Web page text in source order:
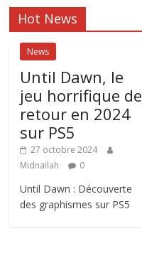
Hot News
News
Until Dawn, le
jeu horrifique de
retour en 2024
sur PS5
27 octobre 2024
Midnailah
0
Until Dawn : Découverte
des graphismes sur PS5